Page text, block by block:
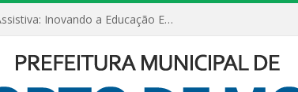
Inteligência Artificial e Tecnologia Assistiva: Inovando a Educação Especial e Inclusiva